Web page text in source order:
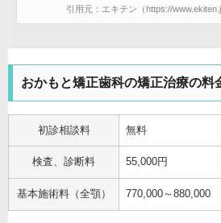
引用元：エキテン（https://
おかもと矯正歯科の矯正治療の
初診相談料 無料
検査、診断料 55,000円
基本施術料（全顎） 770,000～880,000